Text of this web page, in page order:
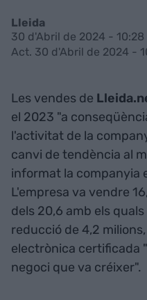
Lleida
30 d'Abril de 2024 - 10:28
Act. 30 d'Abril de 2024 -
Les vendes de
el 2023 "a
l'activitat de la
canvi de tendència al
informat la companyia
L'empresa va vendre
dels 20,6 amb els
reducció de 4,2
electrònica certificada
negoci que va créixer".